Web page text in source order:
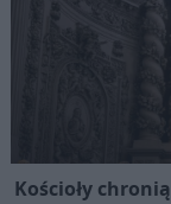
Kościoły